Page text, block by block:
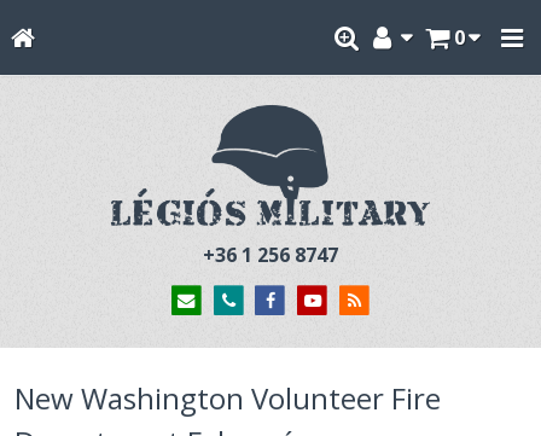
0
+36 1 256 8747
New Washington Volunteer Fire